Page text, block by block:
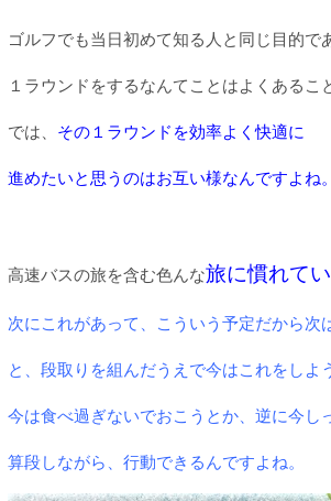
ゴルフでも当日初めて知る人と同じ目的で
１ラウンドをするなんてことはよくあるこ
では、 その１ラウンドを効率よく快適に
進めたいと思うのはお互い様なんですよね。
高速バスの旅を含む色んな旅に慣れて
次にこれがあって、こういう予定だから次
と、段取りを組んだうえで今はこれをしよ
今は食べ過ぎないでおこうとか、逆に今し
算段しながら、行動できるんですよね。